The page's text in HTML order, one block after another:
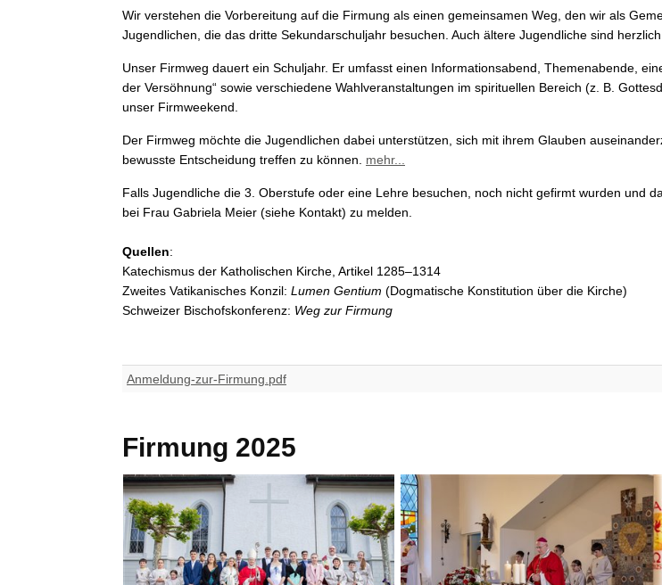
Wir verstehen die Vorbereitung auf die Firmung als einen gemeinsamen Weg, den wir als
Jugendlichen, die das dritte Sekundarschuljahr besuchen. Auch ältere Jugendliche sind herzlich
Unser Firmweg dauert ein Schuljahr. Er umfasst einen Informationsabend, Themenabende,
der Versöhnung“ sowie verschiedene Wahlveranstaltungen im spirituellen Bereich (z. B.
unser Firmweekend.
Der Firmweg möchte die Jugendlichen dabei unterstützen, sich mit ihrem Glauben
bewusste Entscheidung treffen zu können. mehr...
Falls Jugendliche die 3. Oberstufe oder eine Lehre besuchen, noch nicht gefirmt wurden und
bei Frau Gabriela Meier (siehe Kontakt) zu melden.
Quellen:
Katechismus der Katholischen Kirche, Artikel 1285–1314
Zweites Vatikanisches Konzil: Lumen Gentium (Dogmatische Konstitution über die Kirche)
Schweizer Bischofskonferenz: Weg zur Firmung
Anmeldung-zur-Firmung.pdf
Firmung 2025